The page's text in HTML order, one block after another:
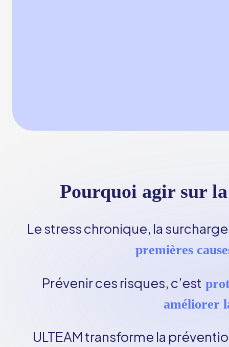
Pourquoi agir sur
Le stress chronique, la
premières
Prévenir ces risques, c’est
améliorer
ULTEAM transforme la